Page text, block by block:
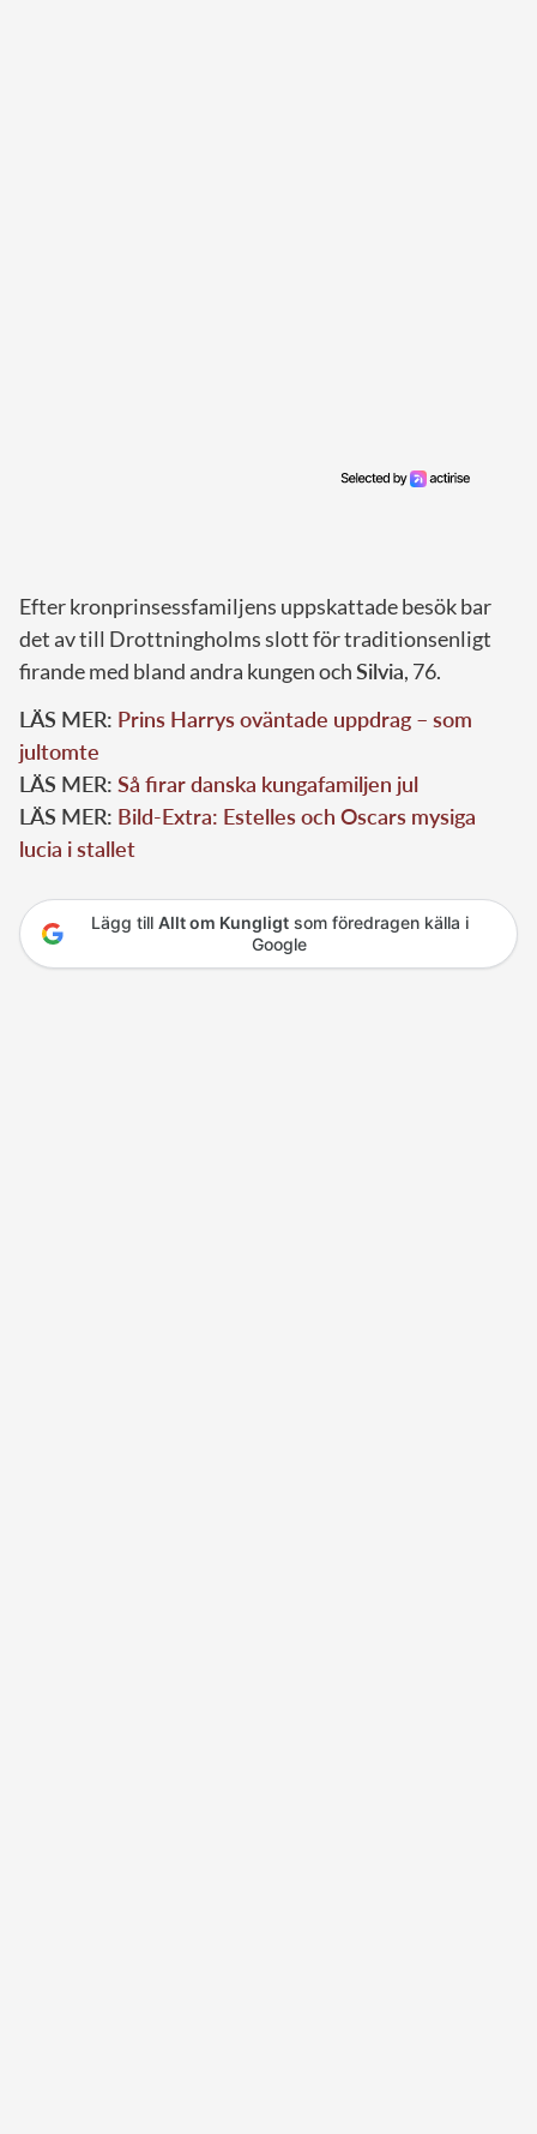
Efter kronprinsessfamiljens uppskattade besök bar
det av till Drottningholms slott för traditionsenligt
firande med bland andra kungen ochSilvia, 76.
LÄS MER: Prins Harrys oväntade uppdrag – som
jultomte
LÄS MER: Så firar danska kungafamiljen jul
LÄS MER: Bild-Extra: Estelles och Oscars mysiga
lucia i stallet
Lägg till Allt om Kungligtsom föredragen källa i
Google